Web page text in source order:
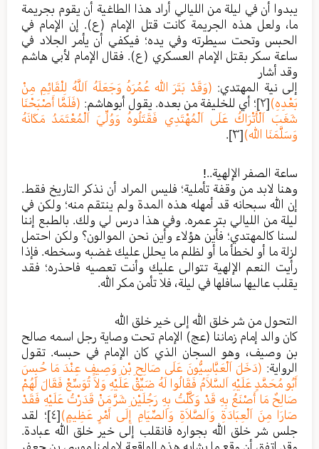
يبدوا أن في ليلة من الليالي أراد هذا الطاغية أن يقوم بجريمة
ما، ولعل هذه الجريمة كانت قتل الإمام (ع). إن الإمام في
الحبس وتحت سيطرته وفي يده؛ فيكفي أن يأمر الجلاد في
ساعة سكر بقتل الإمام العسكري (ع). فقال الإمام لأبي هاشم
وقد أشار
إلى نية المهتدي: (وَقَدْ بَتَرَ الله عُمُرَهُ وَجَعَلَهُ اَللَّهُ لِلْقَائِمِ مِنْ
بَعْدِهِ)[٢] ؛ أي للخليفة من بعده. يقول أبوهاشم: (فَلَمَّا أَصْبَحْنَا
شَغَبَ اَلْأَتْرَاكُ عَلَى اَلْمُهْتَدِي فَقَتَلُوهُ وَوُلِّيَ اَلْمُعْتَمَدُ مَكَانَهُ
وَسَلَّمَنَا الله)[٣] .
ساعة الصفر الإلهية..!
وهنا لابد من وقفة تأملية؛ فليس المراد أن نذكر التاريخ فقط.
إن الله سبحانه قد أمهله هذه المدة ولم ينتقم منه؛ ولكن في
ليلة من الليالي بتر عمره. وفي هذا درس لي ولك. بالطبع إننا
لسنا كالمهتدي؛ فأين هؤلاء وأين نحن الموالون؟ ولكن احتمل
لزلة ما أو لخطأ ما أو لظلم ما يحلل عليك غضبه وسخطه. فإذا
رأيت النعم الإلهية تتوالى عليك وأنت تعصيه فاحذره؛ فقد
يقلب عاليها سافلها في ليلة، فلا تأمن مكر الله.
التحول من شر خلق الله إلى خير خلق الله
كان والد إمام زماننا (عج) الإمام تحت وصاية رجل اسمه صالح
بن وصيف، وهو السجان الذي كان الإمام في حبسه. تقول
الرواية: (دَخَلَ اَلْعَبَّاسِيُّونَ عَلَى صَالِحِ بْنِ وَصِيفٍ عِنْدَ مَا حُبِسَ
أَبُو مُحَمَّدٍ عَلَيْهِ اَلسَّلاَمُ فَقَالُوا لَهُ ضَيِّقْ عَلَيْهِ وَلاَ تُوَسِّعْ فَقَالَ لَهُمْ
صَالِحٌ مَا أَصْنَعُ بِهِ قَدْ وَكَّلْتُ بِهِ رَجُلَيْنِ شَرَّ مَنْ قَدَرْتُ عَلَيْهِ فَقَدْ
صَارَا مِنَ اَلْعِبَادَةِ وَاَلصَّلاَةِ وَاَلصِّيَامِ إِلَى أَمْرٍ عَظِيمٍ)[٤]
؛ لقد
جلس شر خلق الله بجواره فانقلب إلى خير خلق الله عبادة.